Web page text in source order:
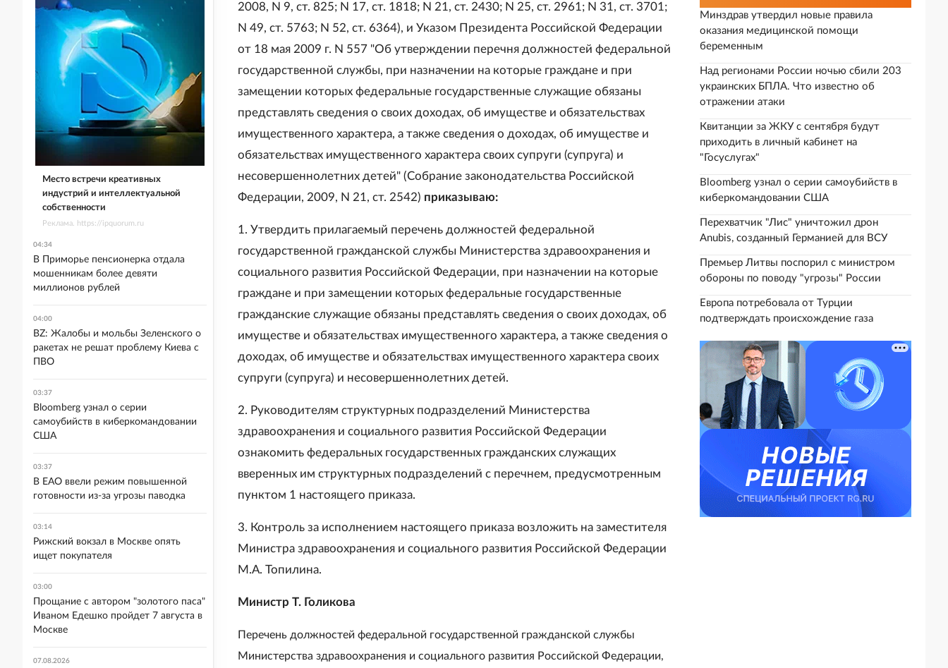
2008, N 9, ст. 825; N 17, ст. 1818; N 21, ст. 2430; N 25, ст. 2961; N 31, ст. 3701;
N 49, ст. 5763; N 52, ст. 6364), и Указом Президента Российской Федерации
от 18 мая 2009 г. N 557 "Об утверждении перечня должностей федеральной
государственной службы, при назначении на которые граждане и при
замещении которых федеральные государственные служащие обязаны
представлять сведения о своих доходах, об имуществе и обязательствах
имущественного характера, а также сведения о доходах, об имуществе и
обязательствах имущественного характера своих супруги (супруга) и
несовершеннолетних детей" (Собрание законодательства Российской
Федерации, 2009, N 21, ст. 2542) приказываю:
1. Утвердить прилагаемый перечень должностей федеральной
государственной гражданской службы Министерства здравоохранения и
социального развития Российской Федерации, при назначении на которые
граждане и при замещении которых федеральные государственные
гражданские служащие обязаны представлять сведения о своих доходах, об
имуществе и обязательствах имущественного характера, а также сведения о
доходах, об имуществе и обязательствах имущественного характера своих
супруги (супруга) и несовершеннолетних детей.
2. Руководителям структурных подразделений Министерства
здравоохранения и социального развития Российской Федерации
ознакомить федеральных государственных гражданских служащих
вверенных им структурных подразделений с перечнем, предусмотренным
пунктом 1 настоящего приказа.
3. Контроль за исполнением настоящего приказа возложить на заместителя
Министра здравоохранения и социального развития Российской Федерации
М.А. Топилина.
Министр Т. Голикова
Перечень должностей федеральной государственной гражданской службы
Министерства здравоохранения и социального развития Российской Федерации,
Минздрав утвердил новые правила
оказания медицинской помощи
беременным
Над регионами России ночью сбили 203
украинских БПЛА. Что известно об
отражении атаки
Квитанции за ЖКУ с сентября будут
приходить в личный кабинет на
"Госуслугах"
Bloomberg узнал о серии самоубийств в
киберкомандовании США
Перехватчик "Лис" уничтожил дрон
Anubis, созданный Германией для ВСУ
Премьер Литвы поспорил с министром
обороны по поводу "угрозы" России
Европа потребовала от Турции
подтверждать происхождение газа
Место встречи креативных
индустрий и интеллектуальной
собственности
Реклама. https://ipquorum.ru
04:34
В Приморье пенсионерка отдала
мошенникам более девяти
миллионов рублей
04:00
BZ: Жалобы и мольбы Зеленского о
ракетах не решат проблему Киева с
ПВО
03:37
Bloomberg узнал о серии
самоубийств в киберкомандовании
США
03:37
В ЕАО ввели режим повышенной
готовности из-за угрозы паводка
03:14
Рижский вокзал в Москве опять
ищет покупателя
03:00
Прощание с автором "золотого паса"
Иваном Едешко пройдет 7 августа в
Москве
07.08.2026